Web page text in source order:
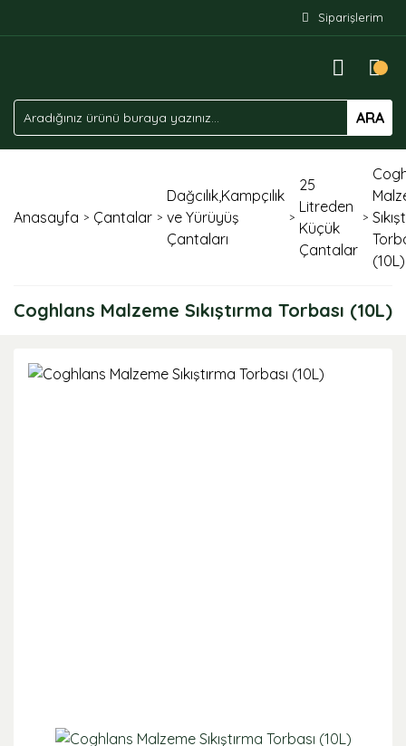
Siparişlerim
ARA
Anasayfa Çantalar
Dağcılık,Kampçılık
ve Yürüyüş
Çantaları
25
Litreden
Küçük
Çantalar
(10L)
Coghlans Malzeme Sıkıştırma Torbası (10L)